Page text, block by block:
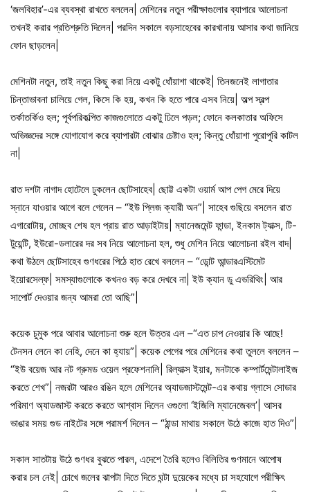
‘জলবিহার’-এর ব্যবস্থা রাখতে বললেন| মেশিনের নতুন পরীক্ষাগুলোর ব্যাপারে আলোচনা
তখনই করার প্রতিশ্রুতি দিলেন| পরদিন সকালে বড়সাহেবের কারখানায় আসার কথা জানিয়ে
ফোন ছাড়লেন|
মেশিনটা নতুন, তাই নতুন কিছু করা নিয়ে একটু ধোঁয়াশা থাকেই| তিনজনেই লাগাতার
চিন্তাভাবনা চালিয়ে গেল, কিসে কি হয়, কখন কি হতে পারে এসব নিয়ে| অল্প স্বল্প
তর্কাতর্কিও হল; পূর্বপরিকল্পিত কাজগুলোতে একটু ঢিলে পড়ল; ফোনে কলকাতার অফিসে
অভিজ্ঞদের সঙ্গে যোগাযোগ করে ব্যাপারটা বোঝার চেষ্টাও হল; কিন্তু ধোঁয়াশা পুরোপুরি কাটল
না|
রাত দশটা নাগাদ হোটেলে ঢুকলেন ছোটসাহেব| ছোট্ট একটা ওয়ার্ম আপ পেগ মেরে দিয়ে
স্নানে যাওয়ার আগে বলে গেলেন – “ইউ প্লিজ ক্যারী অন”| সাহেব গুছিয়ে বসলেন রাত
এগারোটায়, মোচ্ছব শেষ হল প্রায় রাত আড়াইটায়| ম্যানেজমেন্ট ফান্ডা, ইনকাম ট্যাক্স, টি-
টুয়েন্টি, ইউরো-ডলারের দর সব নিয়ে আলোচনা হল, শুধু মেশিন নিয়ে আলোচনা রইল বাদ|
কথা উঠলে ছোটসাহেব গুণধরের পিঠে হাত রেখে বললেন – “ডোন্ট আন্ডারএস্টিমেট
ইয়োরসেল্ফ| সমস্যাগুলোকে কখনও বড় করে দেখবে না| ইউ ক্যান ডু এভরিথিং| আর
সাপোর্ট দেওয়ার জন্য আমরা তো আছি”|
কয়েক চুমুক পরে আবার আলোচনা শুরু হলে উত্তর এল –“এত চাপ নেওয়ার কি আছে!
টেনসন লেনে কা নেহি, দেনে কা হ্যায়”| কয়েক পেগের পরে মেশিনের কথা তুললে বললেন –
“ইউ বয়েজ আর নট গ্রুমড ওয়েল প্রফেশনালি| রিল্যাক্স ইয়ার, মনটাকে কম্পার্টমেন্টালাইজ
করতে শেখ”| নজরটা আরও রঙিন হলে মেশিনের অ্যাডজাস্টমেন্ট-এর কথায় গ্লাসে সোডার
পরিমাণ অ্যাডজাস্ট করতে করতে আশ্বাস দিলেন ওগুলো ‘ইজিলি ম্যানেজেবল’| আসর
ভাঙার সময় গুড নাইটের সঙ্গে পরামর্শ দিলেন – “ঠান্ডা মাথায় সকালে উঠে কাজে হাত দিও”|
সকাল সাতটায় উঠে গুণধর বুঝতে পারল, এদেশে তৈরি হলেও বিলিতির গুণমানে আপোষ
করার চল নেই| চোখে জলের ঝাপটা দিতে দিতে ঘন্টা দুয়েকের মধ্যে চা সহযোগে পরীক্ষিৎ